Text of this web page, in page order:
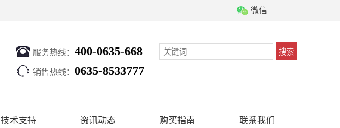
微信
服务热线： 400-0635-668
销售热线： 0635-8533777
搜索
技术支持 资讯动态 购买指南 联系我们